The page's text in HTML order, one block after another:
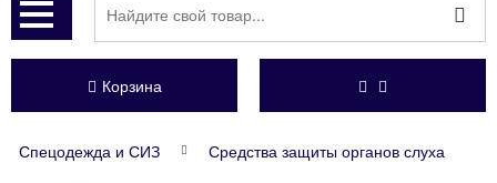
Корзина
Спецодежда и СИЗ
Средства защиты органов слуха